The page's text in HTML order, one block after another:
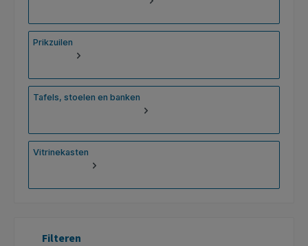
Prikzuilen
Tafels, stoelen en banken
Vitrinekasten
Filteren